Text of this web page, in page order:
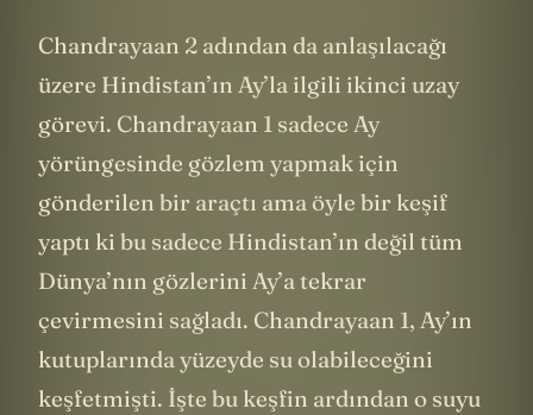
Chandrayaan 2 adından da anlaşılacağı
üzere Hindistan’ın Ay’la ilgili ikinci uzay
görevi. Chandrayaan 1 sadece Ay
yörüngesinde gözlem yapmak için
gönderilen bir araçtı ama öyle bir keşif
yaptı ki bu sadece Hindistan’ın değil tüm
Dünya’nın gözlerini Ay’a tekrar
çevirmesini sağladı. Chandrayaan 1, Ay’ın
kutuplarında yüzeyde su olabileceğini
keşfetmişti. İşte bu keşfin ardından o suyu